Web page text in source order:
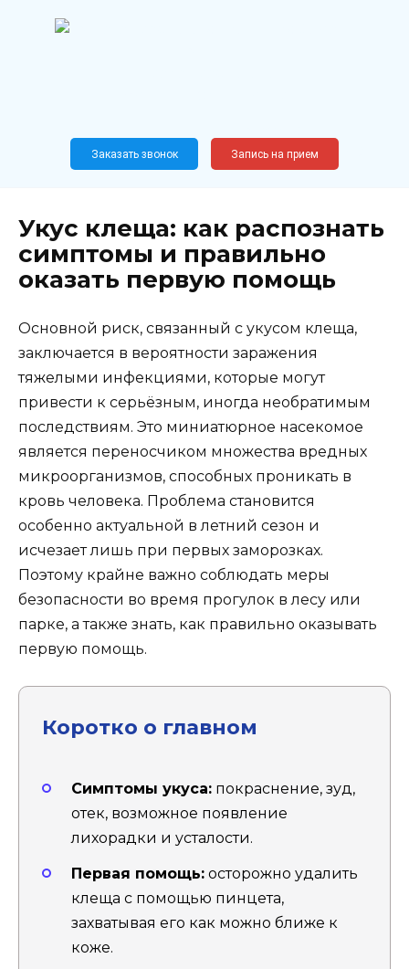
Новослободская, 62, к12
Заказать звонок Запись на прием
Укус клеща: как распознать
симптомы и правильно
оказать первую помощь
Основной риск, связанный с укусом клеща,
заключается в вероятности заражения
тяжелыми инфекциями, которые могут
привести к серьёзным, иногда необратимым
последствиям. Это миниатюрное насекомое
является переносчиком множества вредных
микроорганизмов, способных проникать в
кровь человека. Проблема становится
особенно актуальной в летний сезон и
исчезает лишь при первых заморозках.
Поэтому крайне важно соблюдать меры
безопасности во время прогулок в лесу или
парке, а также знать, как правильно оказывать
первую помощь.
Коротко о главном
Симптомы укуса: покраснение, зуд,
отек, возможное появление
лихорадки и усталости.
Первая помощь: осторожно удалить
клеща с помощью пинцета,
захватывая его как можно ближе к
коже.